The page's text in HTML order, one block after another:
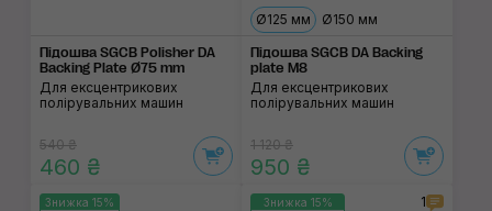
Підошва SGCB Polisher DA
Backing Plate Ø75 mm
Для ексцентрикових
полірувальних машин
540 ₴
460 ₴
Ø125 мм Ø150 мм
Підошва SGCB DA Backing
plate M8
Для ексцентрикових
полірувальних машин
1 120 ₴
950 ₴
Знижка 15% Знижка 15% 1